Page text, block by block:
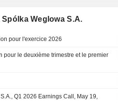
Weglowa S.A.
pour l'exercice 2026
pour le deuxième trimestre et le premier
Q1 2026 Earnings Call, May 19,